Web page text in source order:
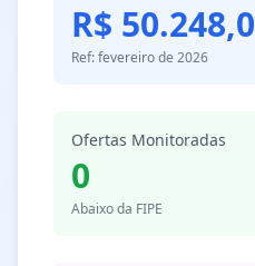
R$ 50.248,0
Ref: fevereiro de 2026
Ofertas Monitoradas
0
Abaixo da FIPE